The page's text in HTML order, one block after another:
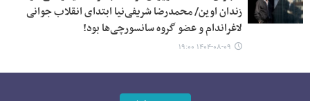
زندان اوین/ محمدرضا شریفی‌نیا ابتدای انقلاب جوانی
لاغراندام و عضو گروه سانسورچی‌ها بود!
۱۴۰۴-۰۸-۰۹ ۱۹:۰۰